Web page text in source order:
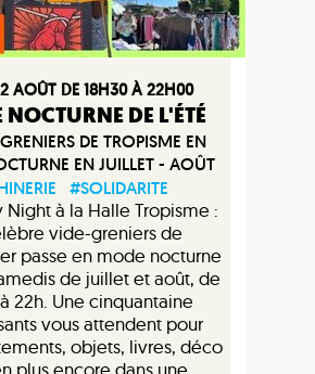
AOÛT DE 18H30 À 22H00
NOCTURNE DE L'ÉTÉ
DE TROPISME EN
EN JUILLET - AOÛT
#SOLIDARITE
Night à la Halle Tropisme :
vide-greniers de
passe en mode nocturne
de juillet et août, de
à 22h. Une cinquantaine
vous attendent pour
objets, livres, déco